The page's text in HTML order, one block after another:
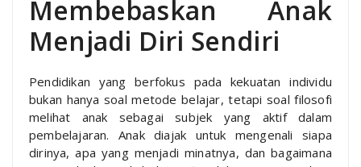
Membebaskan Anak
Menjadi Diri Sendiri
Pendidikan yang berfokus pada kekuatan individu
bukan hanya soal metode belajar, tetapi soal filosofi
melihat anak sebagai subjek yang aktif dalam
pembelajaran. Anak diajak untuk mengenali siapa
dirinya, apa yang menjadi minatnya, dan bagaimana